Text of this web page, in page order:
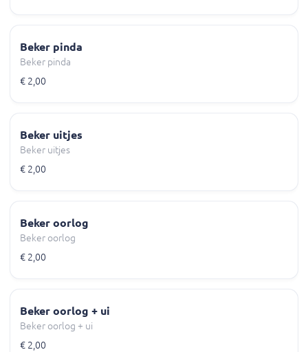
Beker pinda
Beker pinda
€ 2,00
Beker uitjes
Beker uitjes
€ 2,00
Beker oorlog
Beker oorlog
€ 2,00
Beker oorlog + ui
Beker oorlog + ui
€ 2,00